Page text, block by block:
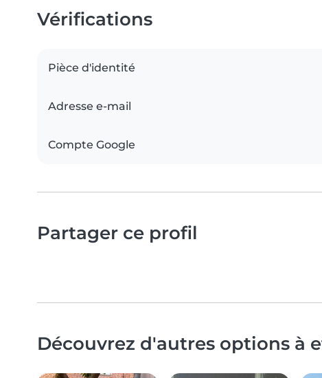
Vérifications
Pièce d'identité
Adresse e-mail
Compte Google
Partager ce profil
Découvrez d'autres options à